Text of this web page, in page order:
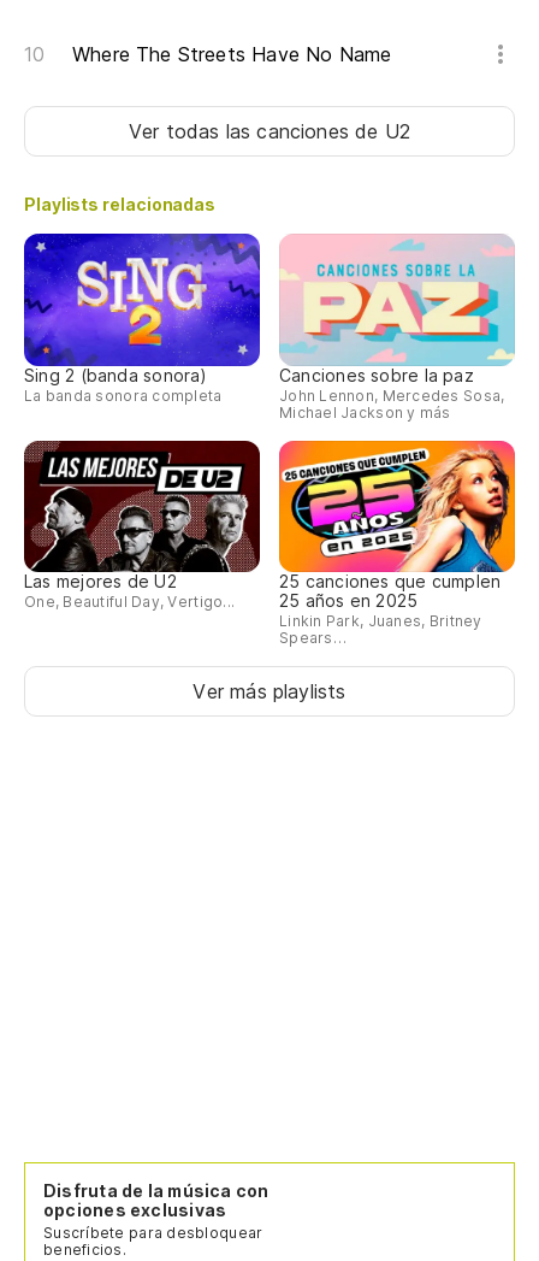
Where The Streets Have No Name
Ver todas las cancionesde U2
Playlists relacionadas
Sing 2 (banda sonora)
La banda sonora completa
Canciones sobre la paz
John Lennon, Mercedes Sosa,
Michael Jackson y más
Las mejores de U2
One, Beautiful Day, Vertigo...
25 canciones que cumplen
25 años en 2025
Linkin Park, Juanes, Britney
Spears…
Ver más playlists
Disfruta de la música con
opciones exclusivas
Suscríbete para desbloquear
beneficios.